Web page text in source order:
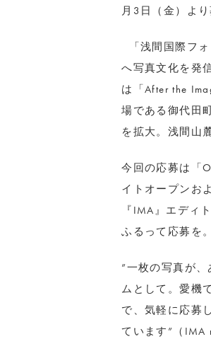
月3日（金）より
「浅間国際フ
へ写真文化を発
は「After the
場である御代田
を拡大。浅間山
今回の応募は「
イトオープンお
『IMA』エディ
ふるって応募を
”一枚の写真が
ムとして。愛機
で、気軽に応募
ています”（IMA